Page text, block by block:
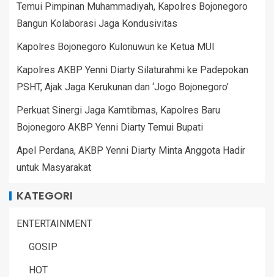
Temui Pimpinan Muhammadiyah, Kapolres Bojonegoro
Bangun Kolaborasi Jaga Kondusivitas
Kapolres Bojonegoro Kulonuwun ke Ketua MUI
Kapolres AKBP Yenni Diarty Silaturahmi ke Padepokan
PSHT, Ajak Jaga Kerukunan dan ‘Jogo Bojonegoro’
Perkuat Sinergi Jaga Kamtibmas, Kapolres Baru
Bojonegoro AKBP Yenni Diarty Temui Bupati
Apel Perdana, AKBP Yenni Diarty Minta Anggota Hadir
untuk Masyarakat
KATEGORI
ENTERTAINMENT
GOSIP
HOT